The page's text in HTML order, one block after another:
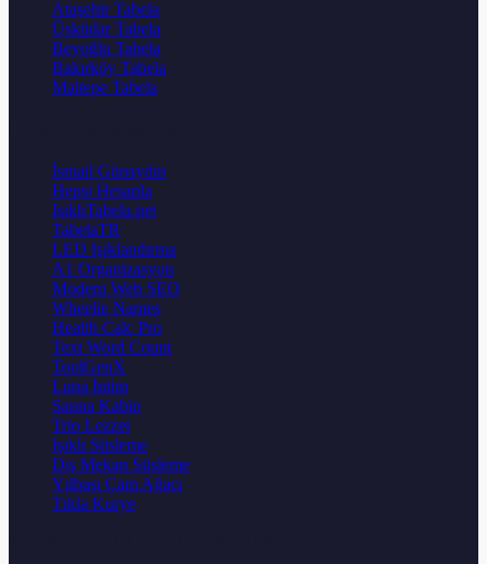
Ataşehir Tabela
Üsküdar Tabela
Beyoğlu Tabela
Bakırköy Tabela
Maltepe Tabela
İsmail Günaydın
Hepsi Hesapla
IsıklıTabela.net
TabelaTR
LED Işıklandırma
A1 Organizasyon
Modern Web SEO
Wheelie Names
Health Calc Pro
Text Word Count
ToolGenX
Luna İntim
Sauna Kabin
Trio Lezzet
Işıklı Süsleme
Dış Mekan Süsleme
Yılbaşı Çam Ağacı
Tıkla Kurye